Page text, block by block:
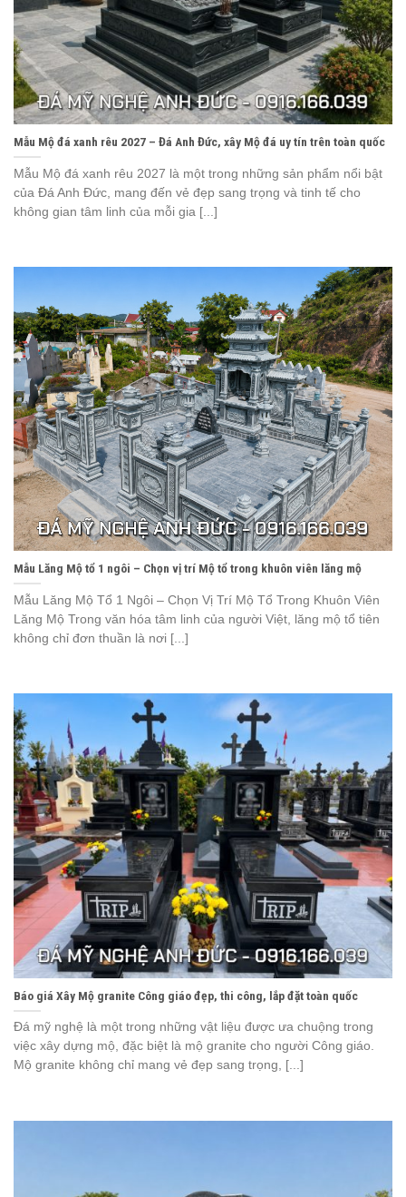
Mẫu Mộ đá xanh rêu 2027 – Đá Anh Đức, xây Mộ đá uy tín trên toàn quốc
Mẫu Mộ đá xanh rêu 2027 là một trong những sản phẩm nổi bật
của Đá Anh Đức, mang đến vẻ đẹp sang trọng và tinh tế cho
không gian tâm linh của mỗi gia [...]
Mẫu Lăng Mộ tổ 1 ngôi – Chọn vị trí Mộ tổ trong khuôn viên lăng mộ
Mẫu Lăng Mộ Tổ 1 Ngôi – Chọn Vị Trí Mộ Tổ Trong Khuôn Viên
Lăng Mộ Trong văn hóa tâm linh của người Việt, lăng mộ tổ tiên
không chỉ đơn thuần là nơi [...]
Báo giá Xây Mộ granite Công giáo đẹp, thi công, lắp đặt toàn quốc
Đá mỹ nghệ là một trong những vật liệu được ưa chuộng trong
việc xây dựng mộ, đặc biệt là mộ granite cho người Công giáo.
Mộ granite không chỉ mang vẻ đẹp sang trọng, [...]